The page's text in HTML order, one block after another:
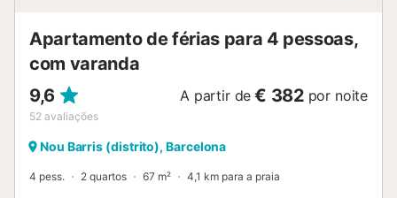
Apartamento de férias para 4 pessoas,
com varanda
9,6
52 avaliações
A partir de € 382 por noite
Nou Barris (distrito), Barcelona
4 pess. 2 quartos 67 m² 4,1 km para a praia